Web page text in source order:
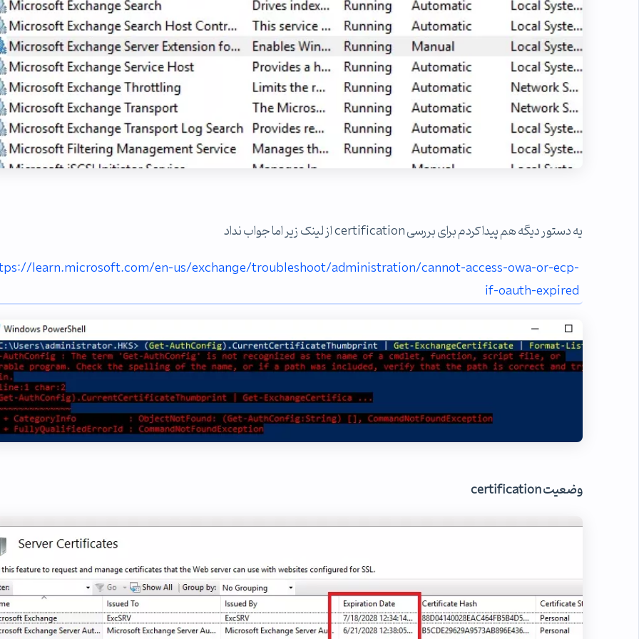
یه دستور دیگه هم پیدا کردم برای بررسی certification از لینک زیر اما جواب نداد
learn.microsoft.com/en-us/exchange/troubleshoot/administration/cannot-access-owa-or-ecp-
if-oauth-expired
وضعیت certification